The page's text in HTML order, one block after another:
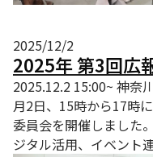
2025/12/2
2025年 第3回広
2025.12.2 15:00~ 神奈
月2日、15時から17時
委員会を開催しました
ジタル活用、イベント